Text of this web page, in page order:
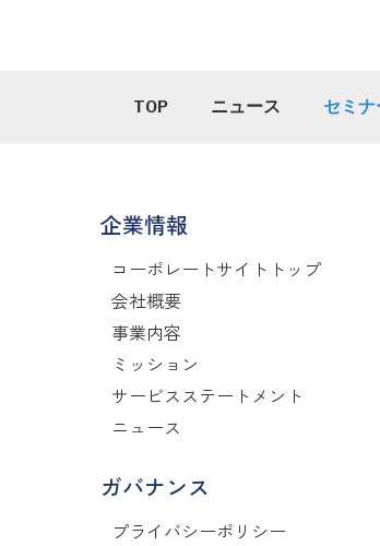
TOP ニュース セミ
企業情報
コーポレートサイトトップ
会社概要
事業内容
ミッション
サービスステートメント
ニュース
ガバナンス
プライバシーポリシー